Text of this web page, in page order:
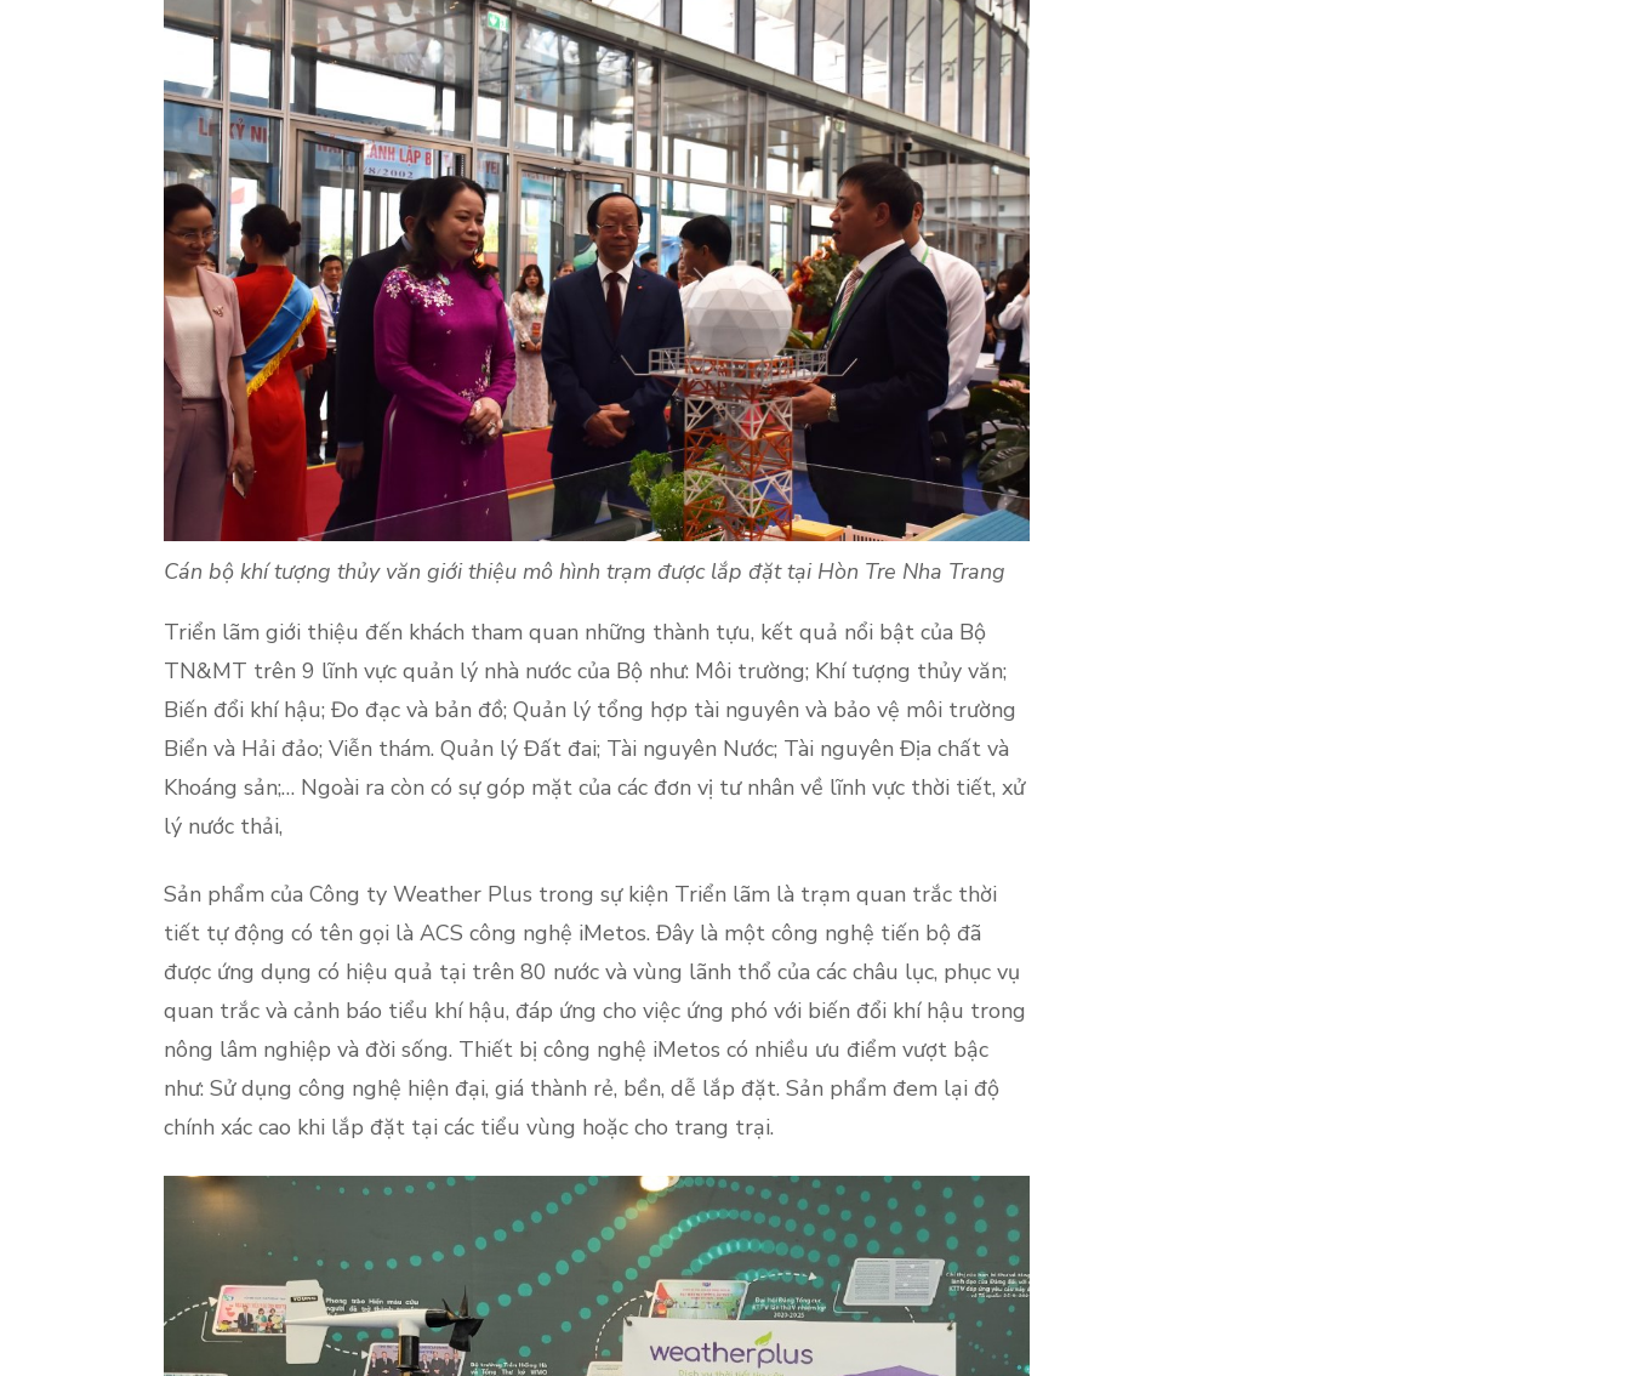
Cán bộ khí tượng thủy văn giới thiệu mô hình trạm được lắp đặt tại Hòn Tre Nha Trang
Triển lãm giới thiệu đến khách tham quan những thành tựu, kết quả nổi bật của Bộ
TN&MT trên 9 lĩnh vực quản lý nhà nước của Bộ như: Môi trường; Khí tượng thủy văn;
Biến đổi khí hậu; Đo đạc và bản đồ; Quản lý tổng hợp tài nguyên và bảo vệ môi trường
Biển và Hải đảo; Viễn thám. Quản lý Đất đai; Tài nguyên Nước; Tài nguyên Địa chất và
Khoáng sản;… Ngoài ra còn có sự góp mặt của các đơn vị tư nhân về lĩnh vực thời tiết, xử
lý nước thải,
Sản phẩm của Công ty Weather Plus trong sự kiện Triển lãm là trạm quan trắc thời
tiết tự động có tên gọi là ACS công nghệ iMetos. Đây là một công nghệ tiến bộ đã
được ứng dụng có hiệu quả tại trên 80 nước và vùng lãnh thổ của các châu lục, phục vụ
quan trắc và cảnh báo tiểu khí hậu, đáp ứng cho việc ứng phó với biến đổi khí hậu trong
nông lâm nghiệp và đời sống. Thiết bị công nghệ iMetos có nhiều ưu điểm vượt bậc
như: Sử dụng công nghệ hiện đại, giá thành rẻ, bền, dễ lắp đặt. Sản phẩm đem lại độ
chính xác cao khi lắp đặt tại các tiểu vùng hoặc cho trang trại.